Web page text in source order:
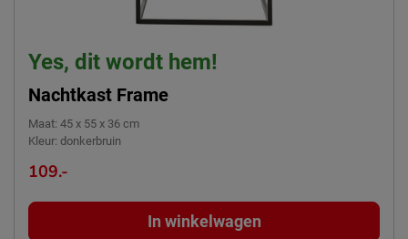
Yes, dit wordt hem!
Nachtkast Frame
Maat: 45 x 55 x 36 cm
Kleur: donkerbruin
109.-
In winkelwagen